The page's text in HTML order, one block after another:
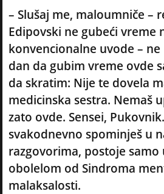
– Slušaj me, maloumniče –
Edipovski ne gubeći vreme
konvencionalne uvode –
dan da gubim vreme ovde
da skratim: Nije te dovela
medicinska sestra. Nemaš
zato ovde. Sensei,
svakodnevno spominješ u
razgovorima, postoje
obolelom od Sindroma
malaksalosti.